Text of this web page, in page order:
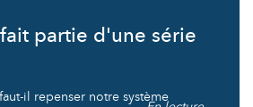
partie d'une série
il repenser notre système